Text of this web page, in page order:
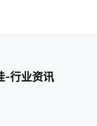
-行业资讯